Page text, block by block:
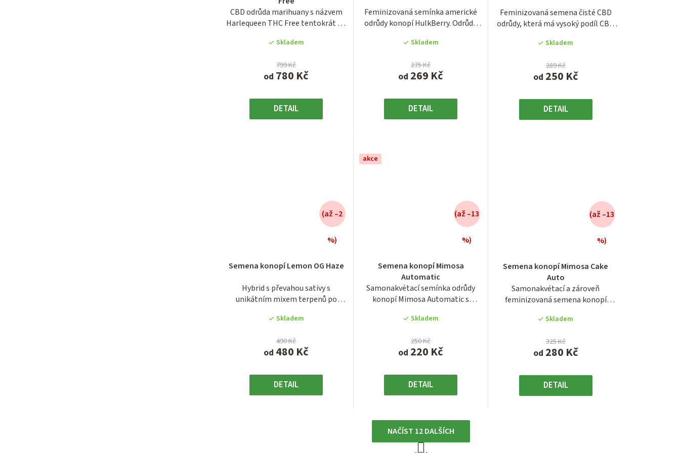
CBD odrůda marihuany s názvem
Harlequeen THC Free tentokrát od
Skladem
od 780 Kč
799 Kč
DETAIL
je
3,7
z
hvězdiček.
Feminizovaná semínka americké
odrůdy konopí HulkBerry. Odrůda
Skladem
od 269 Kč
275 Kč
DETAIL
3,8
z
hvězdiček.
Feminizovaná semena čisté CBD
odrůdy, která má vysoký podíl CBD
Skladem
od 250 Kč
289 Kč
DETAIL
3,9
z
hvězdiček.
Semena konopí Lemon OG Haze
Hybrid s převahou sativy s
unikátním mixem terpenů po
Skladem
od 480 Kč
490 Kč
(až –2
%)
DETAIL
produktu
4,0
z
hvězdiček.
akce
Semena konopí Mimosa
Automatic
Samonakvétací semínka odrůdy
konopí Mimosa Automatic s
Skladem
od 220 Kč
250 Kč
(až –13
%)
DETAIL
produktu
je
3,6
z
hvězdiček.
Semena konopí Mimosa Cake
Auto
Samonakvétací a zároveň
feminizovaná semena konopí
Skladem
od 280 Kč
325 Kč
(až –13
%)
DETAIL
produktu
je
4,0
z
hvězdiček.
NAČÍST 12 DALŠÍCH
S